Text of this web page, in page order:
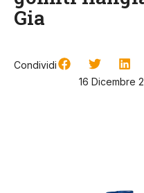
Gia
Condividi
16 Dicembre